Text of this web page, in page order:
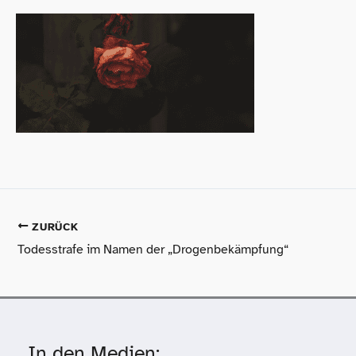
ZURÜCK
Todesstrafe im Namen der „Drogenbekämpfung“